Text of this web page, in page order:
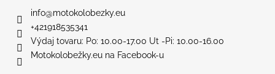
info@motokolobezky.eu
+421918535341
Výdaj tovaru: Po: 10.00-17.00 Ut -Pi: 10.00-16.00
Motokolobežky.eu na Facebook-u